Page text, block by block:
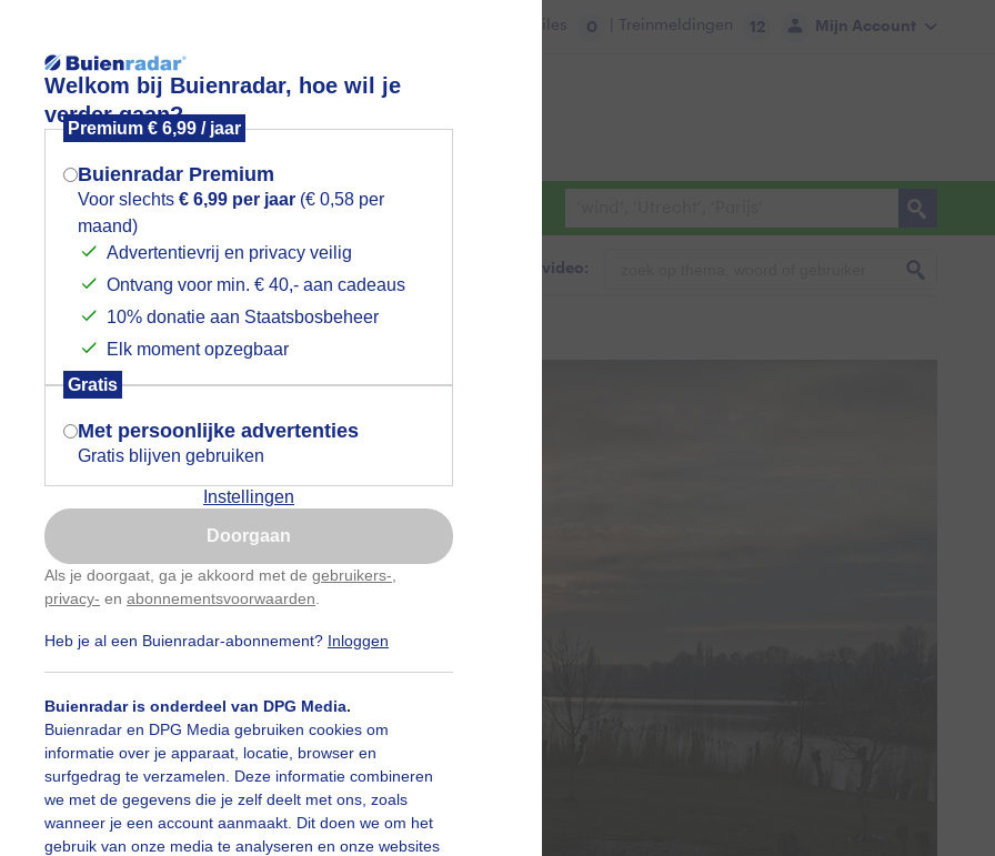
Welkom bij Buienradar, hoe wil je
verder gaan?
Premium € 6,99 / jaar
Buienradar Premium
Voor slechts € 6,99 per jaar (€ 0,58 per
maand)
Advertentievrij en privacy veilig
Ontvang voor min. € 40,- aan cadeaus
10% donatie aan Staatsbosbeheer
Elk moment opzegbaar
Gratis
Met persoonlijke advertenties
Gratis blijven gebruiken
Instellingen
Doorgaan
Als je doorgaat, ga je akkoord met de gebruikers-
privacy- en abonnementsvoorwaarden
Heb je al een Buienradar-abonnement? Inloggen
Buienradar is onderdeel van DPG Media.
Buienradar en DPG Media gebruiken cookies om
informatie over je apparaat, locatie, browser en
surfgedrag te verzamelen. Deze informatie combineren
we met de gegevens die je zelf deelt met ons, zoals
wanneer je een account aanmaakt. Dit doen we om het
gebruik van onze media te analyseren en onze websites
Mijn Account
Files 0 | Treinmeldingen 12
Foto en video Weerzine
Zoeken in foto & video:
Mogen we je locatie gebruiken voor
het weer?
Indien je hier nog geen akkoord op hebt
gegeven, verschijnt er zo een pop-up uit
je browser waarin deze toestemming
gevraagd wordt.
Is goed, toon de popup
Nu niet, misschien later
Gebruik je Safari en wil je niet elke dag deze pop-up
Klikhierom dit aan te passen